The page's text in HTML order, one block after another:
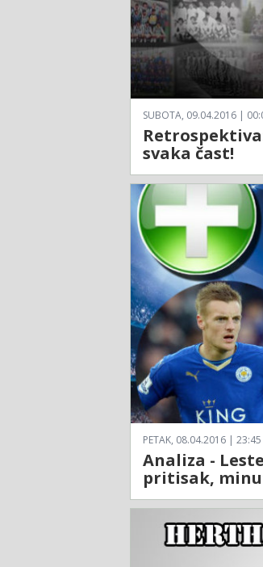
SUBOTA, 09.04.2016 |
svaka čast!
PETAK, 08.04.2016 | 23:45
Analiza -
pritisak,